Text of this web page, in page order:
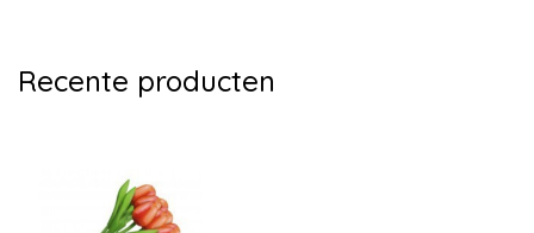
Recente producten